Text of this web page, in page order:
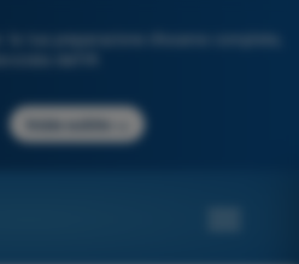
la tua preparazione d'esame completa,
Inizia subito